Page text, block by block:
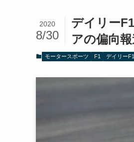
デイリー
アの偏向
2020
8/30
モータースポーツ F1 デイリー